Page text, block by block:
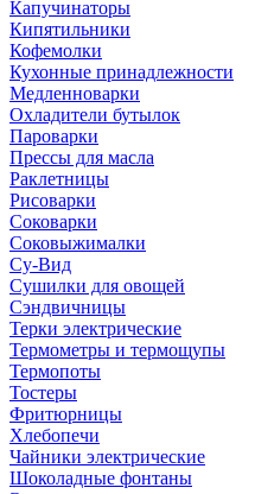
Капучинаторы
Кипятильники
Кофемолки
Кухонные принадлежности
Медленноварки
Охладители бутылок
Пароварки
Прессы для масла
Раклетницы
Рисоварки
Соковарки
Соковыжималки
Су-Вид
Сушилки для овощей
Сэндвичницы
Терки электрические
Термометры и термощупы
Термопоты
Тостеры
Фритюрницы
Хлебопечи
Чайники электрические
Шоколадные фонтаны